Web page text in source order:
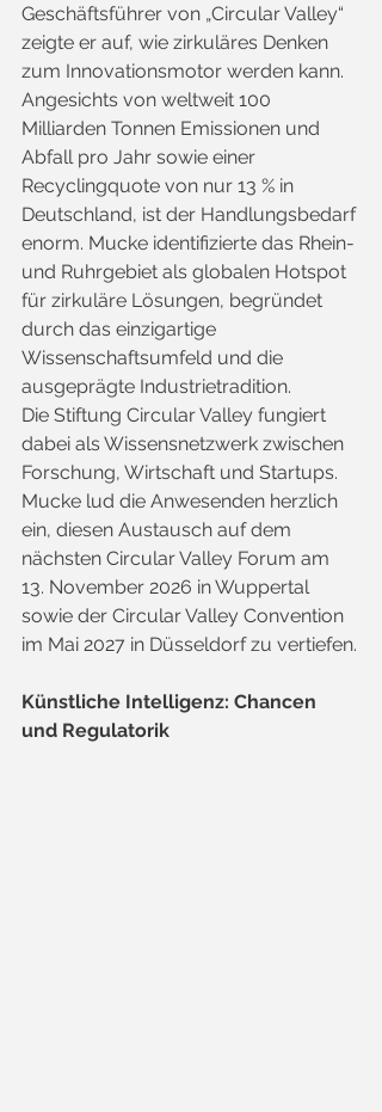
Geschäftsführer von „Circular Valley“
zeigte er auf, wie zirkuläres Denken
zum Innovationsmotor werden kann.
Angesichts von weltweit 100
Milliarden Tonnen Emissionen und
Abfall pro Jahr sowie einer
Recyclingquote von nur 13 % in
Deutschland, ist der Handlungsbedarf
enorm. Mucke identifizierte das Rhein-
und Ruhrgebiet als globalen Hotspot
für zirkuläre Lösungen, begründet
durch das einzigartige
Wissenschaftsumfeld und die
ausgeprägte Industrietradition.
Die Stiftung Circular Valley fungiert
dabei als Wissensnetzwerk zwischen
Forschung, Wirtschaft und Startups.
Mucke lud die Anwesenden herzlich
ein, diesen Austausch auf dem
nächsten Circular Valley Forum am
13. November 2026 in Wuppertal
sowie der Circular Valley Convention
im Mai 2027 in Düsseldorf zu vertiefen.
Künstliche Intelligenz: Chancen
und Regulatorik